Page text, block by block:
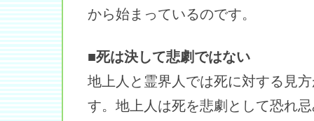
から始まっているのです。
■死は決して悲劇ではない
地上人と霊界人では死に対する見
す。地上人は死を悲劇として恐れ